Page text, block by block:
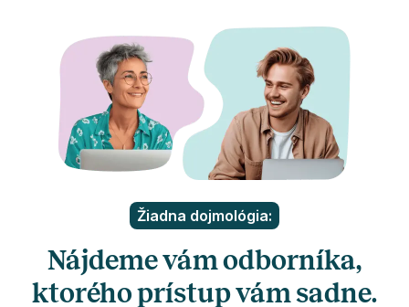
Žiadna dojmológia:
Nájdeme vám odborníka,
ktorého prístup vám sadne.